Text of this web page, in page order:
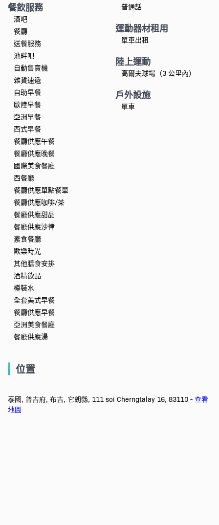
餐飲服務
酒吧
餐廳
送餐服務
池畔吧
自動售賣機
雜貨速遞
自助早餐
歐陸早餐
亞洲早餐
西式早餐
餐廳供應午餐
餐廳供應晚餐
國際美食餐廳
西餐廳
餐廳供應單點餐單
餐廳供應咖啡/茶
餐廳供應甜品
餐廳供應沙律
素食餐廳
歡樂時光
其他膳食安排
酒精飲品
樽裝水
全套美式早餐
餐廳供應早餐
亞洲美食餐廳
餐廳供應湯
普通話
運動器材租用
單車出租
陸上運動
高爾夫球場（3 公里內）
戶外設施
單車
位置
泰國, 普吉府, 布吉, 它朗縣, 111 soi Cherngtalay 16, 83110 - 查看
地圖